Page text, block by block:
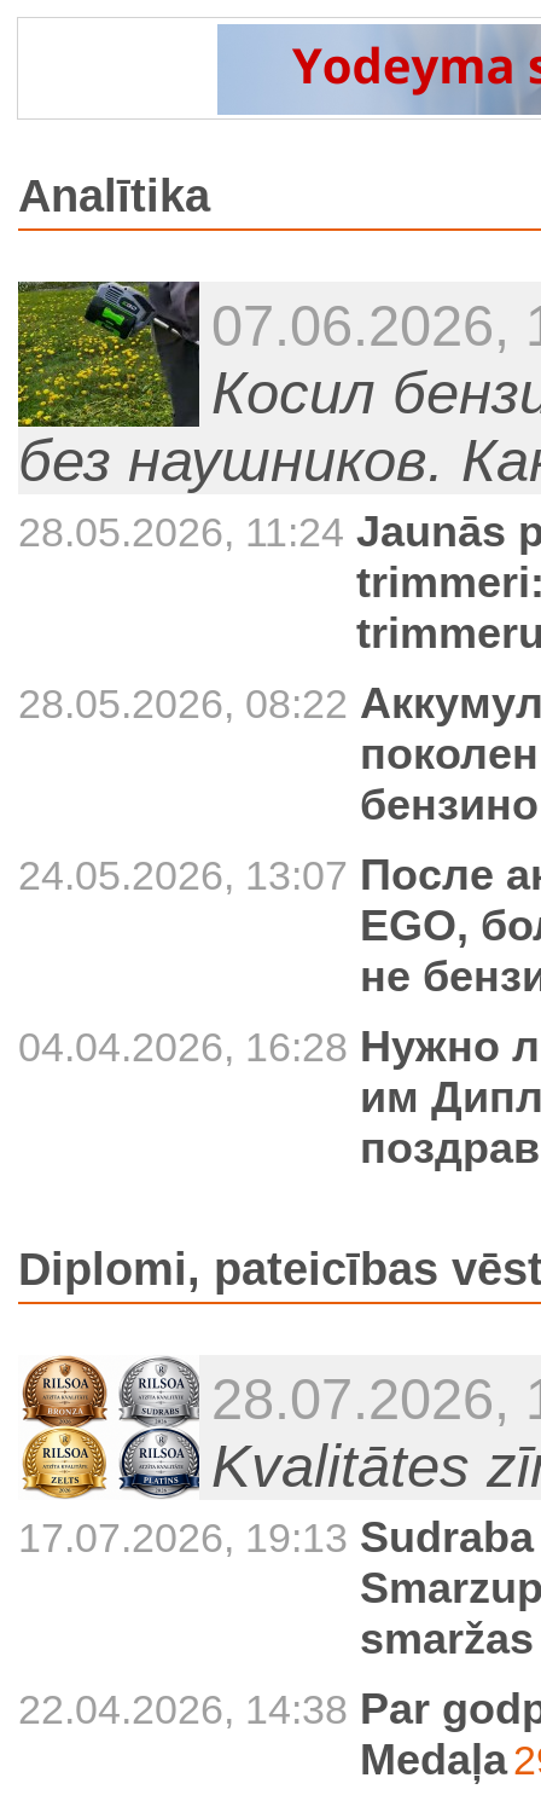
Analītika
07.06.2026,
Косил
без наушников.
28.05.2026, 11:24 Jaunās
28.05.2026, 08:22
24.05.2026, 13:07 После
EGO,
не
04.04.2026, 16:28 Нужно
им
Diplomi, pateicības
28.07.2026,
Kvalitātes
17.07.2026, 19:13
22.04.2026, 14:38 Par
Medaļa